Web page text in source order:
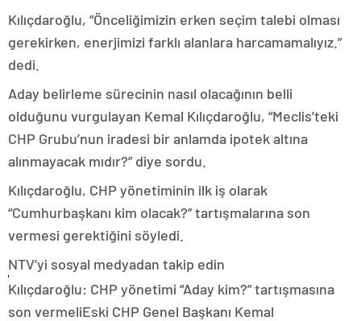
Kılıçdaroğlu, “Önceliğimizin erken seçim talebi olması
gerekirken, enerjimizi farklı alanlara harcamamalıyız.”
dedi.
Aday belirleme sürecinin nasıl olacağının belli
olduğunu vurgulayan Kemal Kılıçdaroğlu, “Meclis’teki
CHP Grubu’nun iradesi bir anlamda ipotek altına
alınmayacak mıdır?” diye sordu.
Kılıçdaroğlu, CHP yönetiminin ilk iş olarak
“Cumhurbaşkanı kim olacak?” tartışmalarına son
vermesi gerektiğini söyledi.
NTV’yi sosyal medyadan takip edin
Kılıçdaroğlu: CHP yönetimi “Aday kim?” tartışmasına
son vermeliEski CHP Genel Başkanı Kemal